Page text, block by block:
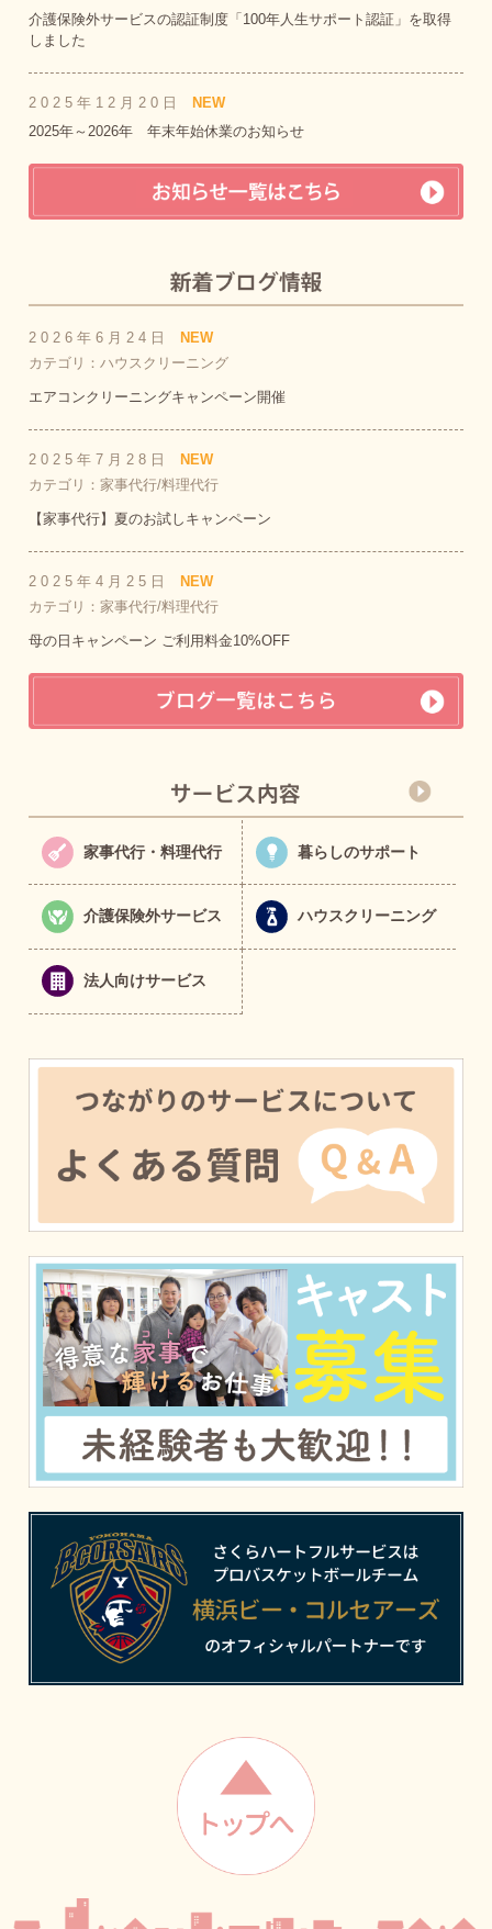
介護保険外サービスの認証制度「100年人生サポート認証」を取得
しました
2025年12月20日
NEW
2025年～2026年 年末年始休業のお知らせ
2026年6月24日
NEW
カテゴリ：ハウスクリーニング
エアコンクリーニングキャンペーン開催
2025年7月28日
NEW
カテゴリ：家事代行/料理代行
【家事代行】夏のお試しキャンペーン
2025年4月25日
NEW
カテゴリ：家事代行/料理代行
母の日キャンペーン ご利用料金10%OFF
家事代行・料理代行 暮らしのサポート
介護保険外サービス ハウスクリーニング
法人向けサービス